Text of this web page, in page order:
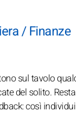
/ Finanze
sul tavolo
del solito.
così